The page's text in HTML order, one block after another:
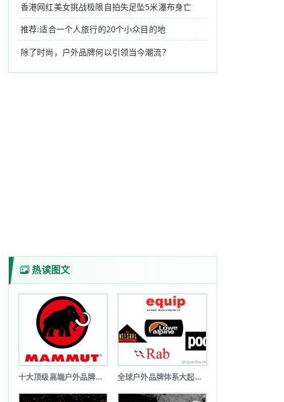
个俱乐部的近1000名选手，在神州半岛第一湾激情比......
及两款高性价比头戴式耳机——索尼史上最轻......
深圳户外展)将于深圳国际会展中心(宝安)举办。......
户外鞋服满299减60和跨店满1元享9折的优惠，来看一看到......
流行”
款式上也更加偏向 Lifesty......
外运动产业发展规划(2022-2025年)》（以下简称“《规......
香港网红美女挑战极限自拍失足坠5米瀑布身亡
推荐:适合一个人旅行的20个小众目的地
除了时尚，户外品牌何以引领当今潮流？
热读图文
十大顶级高端户外品牌排行榜 全球户外品牌体系大起底(图文详解)